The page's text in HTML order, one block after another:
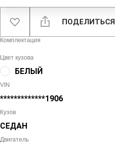
ПОДЕЛИТЬСЯ
Комплектация
Цвет кузова
БЕЛЫЙ
VIN
*************1906
Кузов
СЕДАН
Двигатель